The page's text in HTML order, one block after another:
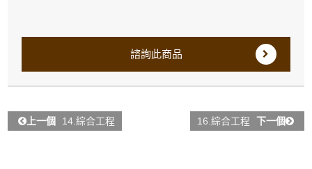
諮詢此商品
上一個 14.綜合工程 16.綜合工程 下一個